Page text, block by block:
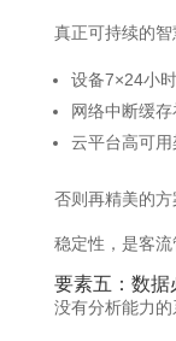
真正可持续的智
设备7×24小
网络中断缓
云平台高可用
否则再精美的方
稳定性，是客流
要素五：数据
没有分析能力的